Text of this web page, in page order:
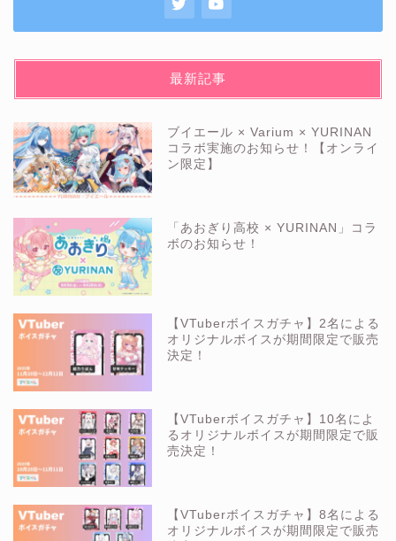
最新記事
ブイエール × Varium × YURINAN
コラボ実施のお知らせ！【オンライ
ン限定】
「あおぎり高校 × YURINAN」コラ
ボのお知らせ！
【VTuberボイスガチャ】2名による
オリジナルボイスが期間限定で販売
決定！
【VTuberボイスガチャ】10名によ
るオリジナルボイスが期間限定で販
売決定！
【VTuberボイスガチャ】8名による
オリジナルボイスが期間限定で販売